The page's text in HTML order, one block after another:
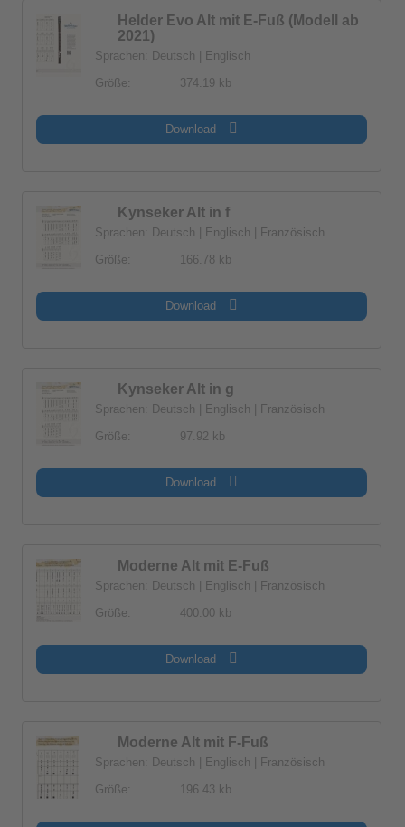
Helder Evo Alt mit E-Fuß (Modell ab
2021)
Sprachen: Deutsch | Englisch
Größe:
374.19 kb
Download
Kynseker Alt in f
Sprachen: Deutsch | Englisch | Französisch
Größe:
166.78 kb
Download
Kynseker Alt in g
Sprachen: Deutsch | Englisch | Französisch
Größe:
97.92 kb
Download
Moderne Alt mit E-Fuß
Sprachen: Deutsch | Englisch | Französisch
Größe:
400.00 kb
Download
Moderne Alt mit F-Fuß
Sprachen: Deutsch | Englisch | Französisch
Größe:
196.43 kb